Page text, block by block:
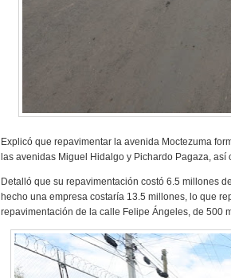
Explicó que repavimentar la avenida Moctezuma
las avenidas Miguel Hidalgo y Pichardo Pagaza,
Detalló que su repavimentación costó 6.5 millones
hecho una empresa costaría 13.5 millones, lo que
repavimentación de la calle Felipe Ángeles, de 500